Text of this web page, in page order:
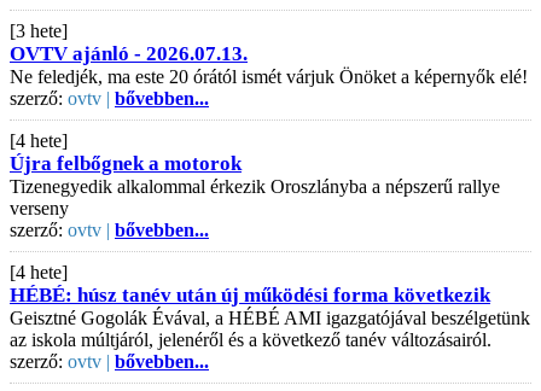
[3 hete]
OVTV ajánló - 2026.07.13.
Ne feledjék, ma este 20 órától ismét várjuk Önöket a képernyők elé!
szerző: ovtv | bővebben...
[4 hete]
Újra felbőgnek a motorok
Tizenegyedik alkalommal érkezik Oroszlányba a népszerű rallye
verseny
szerző: ovtv | bővebben...
[4 hete]
HÉBÉ: húsz tanév után új működési forma következik
Geisztné Gogolák Évával, a HÉBÉ AMI igazgatójával beszélgetünk
az iskola múltjáról, jelenéről és a következő tanév változásairól.
szerző: ovtv | bővebben...